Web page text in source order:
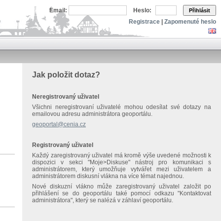
Email: Heslo: Přihlásit
Registrace Zapomenuté heslo
Jak položit dotaz?
Neregistrovaný uživatel
Všichni neregistrovaní uživatelé mohou odesílat své dotazy na
emailovou adresu administrátora geoportálu.
geoportal@cenia.cz
Registrovaný uživatel
Každý zaregistrovaný uživatel má kromě výše uvedené možnosti k
dispozici v sekci "Moje>Diskuse" nástroj pro komunikaci s
administrátorem, který umožňuje vytvářet mezi uživatelem a
administrátorem diskusní vlákna na více témat najednou.
Nové diskuzní vlákno může zaregistrovaný uživatel založit po
přihlášení se do geoportálu také pomocí odkazu "Kontaktovat
administrátora", který se nalézá v záhlaví geoportálu.